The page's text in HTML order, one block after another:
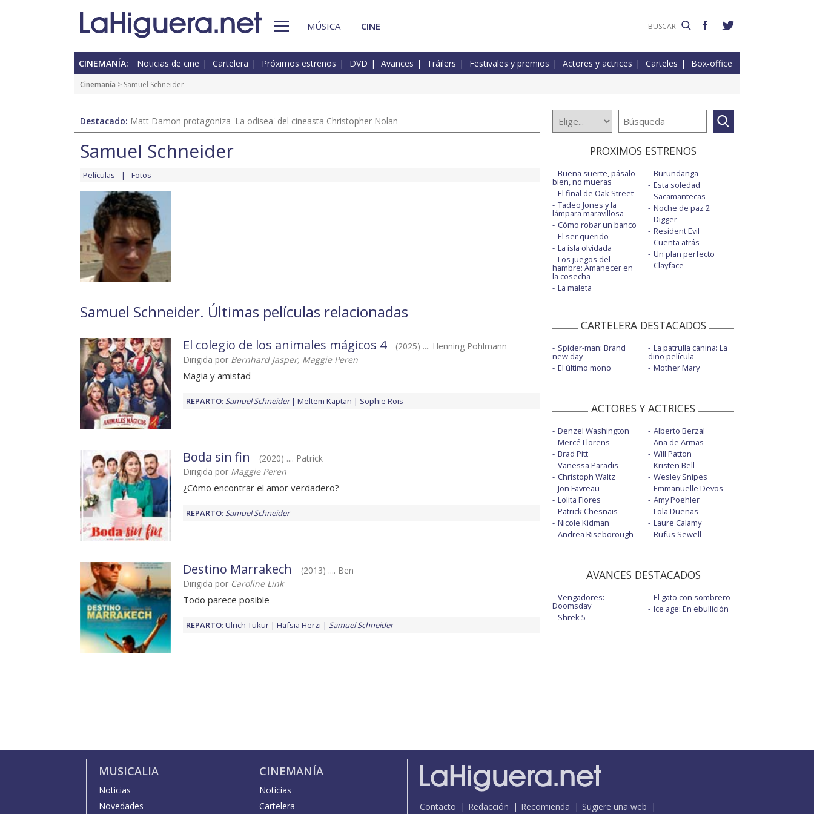
MÚSICA CINE
CINEMANÍA: Noticias de cine Cartelera Próximos estrenos DVD Avances Tráilers Festivales y premios Actores y actrices Carteles Box-office
Cinemanía > Samuel Schneider
Destacado: Matt Damon protagoniza 'La odisea' del cineasta Christopher Nolan
Samuel Schneider
Películas Fotos
Samuel Schneider. Últimas películas relacionadas
El colegio de los animales mágicos 4
(2025) .... Henning Pohlmann
Dirigida por Bernhard Jasper, Maggie Peren
Magia y amistad
REPARTO: Samuel Schneider Meltem Kaptan Sophie Rois
Boda sin fin
(2020) .... Patrick
Dirigida por Maggie Peren
¿Cómo encontrar el amor verdadero?
REPARTO: Samuel Schneider
Destino Marrakech
(2013) .... Ben
Dirigida por Caroline Link
Todo parece posible
REPARTO: Ulrich Tukur Hafsia Herzi Samuel Schneider
PROXIMOS ESTRENOS
Buena suerte, pásalo
bien, no mueras
El final de Oak Street
Tadeo Jones y la
lámpara maravillosa
Cómo robar un banco
El ser querido
La isla olvidada
Los juegos del
hambre: Amanecer en
la cosecha
La maleta
Burundanga
Esta soledad
Sacamantecas
Noche de paz 2
Digger
Resident Evil
Cuenta atrás
Un plan perfecto
Clayface
CARTELERA DESTACADOS
Spider-man: Brand
new day
El último mono
La patrulla canina: La
dino película
Mother Mary
ACTORES Y ACTRICES
Denzel Washington
Mercé Llorens
Brad Pitt
Vanessa Paradis
Christoph Waltz
Jon Favreau
Lolita Flores
Patrick Chesnais
Nicole Kidman
Andrea Riseborough
Alberto Berzal
Ana de Armas
Will Patton
Kristen Bell
Wesley Snipes
Emmanuelle Devos
Amy Poehler
Lola Dueñas
Laure Calamy
Rufus Sewell
AVANCES DESTACADOS
Vengadores:
Doomsday
Shrek 5
El gato con sombrero
Ice age: En ebullición
MUSICALIA
Noticias
Novedades
CINEMANÍA
Noticias
Cartelera
Contacto Redacción Recomienda Sugiere una web